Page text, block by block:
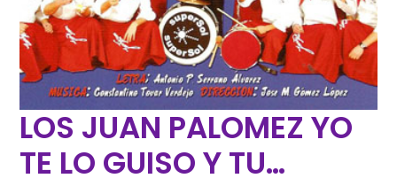
LOS JUAN PALOMEZ YO
TE LO GUISO Y TU…